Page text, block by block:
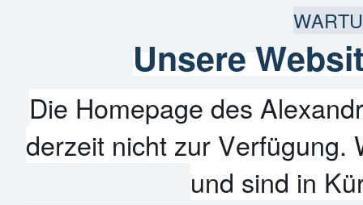
Unsere
Die Homepage des
derzeit nicht zur Verfügung.
und sind in